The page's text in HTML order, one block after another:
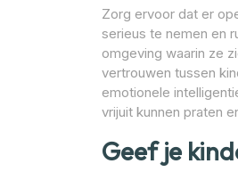
Zorg ervoor dat er
serieus te nemen en
omgeving waarin ze
vertrouwen tussen
emotionele
vrijuit kunnen praten
Geef je